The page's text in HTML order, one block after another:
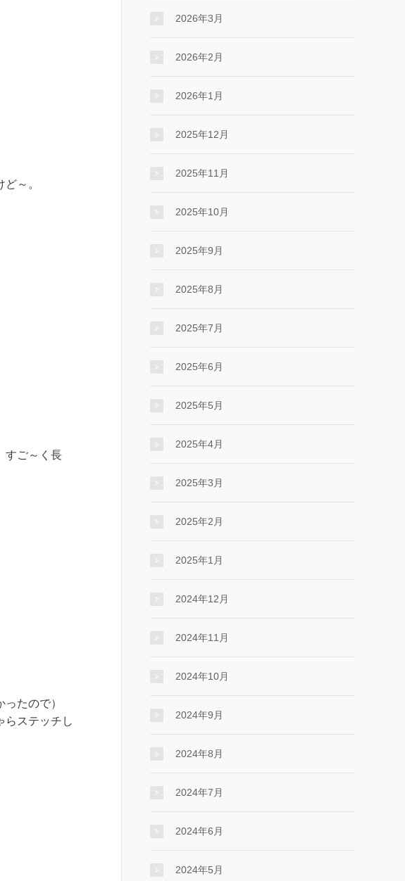
～。
すご～く長
たので）
らステッチし
2026年3月
2026年2月
2026年1月
2025年12月
2025年11月
2025年10月
2025年9月
2025年8月
2025年7月
2025年6月
2025年5月
2025年4月
2025年3月
2025年2月
2025年1月
2024年12月
2024年11月
2024年10月
2024年9月
2024年8月
2024年7月
2024年6月
2024年5月